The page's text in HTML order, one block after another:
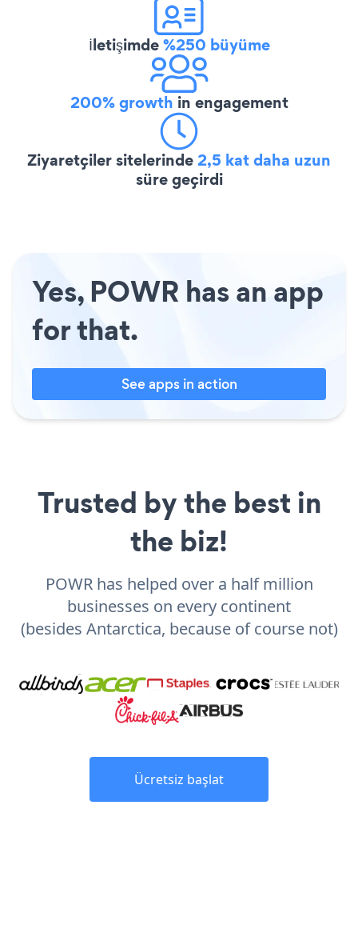
İletişimde%250 büyüme
200% growth in engagement
Ziyaretçiler sitelerinde2,5 kat daha uzun
süre geçirdi
Yes, POWR has an app
for that.
See apps in action
Trusted by the best in
the biz!
POWR has helped over a half million
businesses on every continent
(besides Antarctica, because of course not)
Ücretsiz başlat